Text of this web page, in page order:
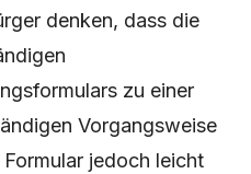
denken, dass die
zu einer
Vorgangsweise
jedoch leicht